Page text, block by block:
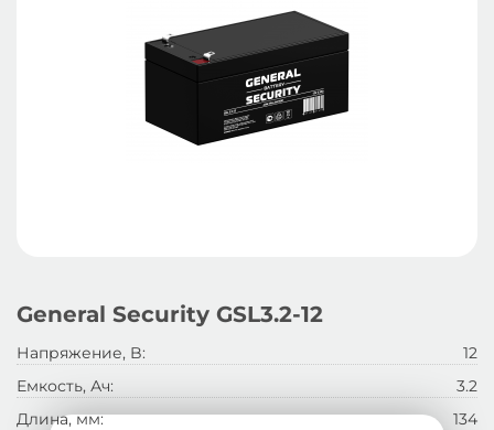
General Security GSL3.2-12
Напряжение, B:
12
Емкость, Ач:
3.2
Длина, мм:
134